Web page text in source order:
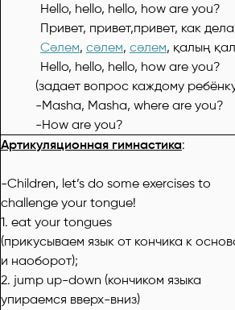
Hello, hello, hello, how are you?
Привет, привет,привет, как
Cәлем, сәлем, сәлем, қалың
Hello, hello, hello, how are you?
(задает вопрос каждому
-Masha, Masha, where are you?
-How are you?
Артикуляционная гимнастика:
-Children, let’s do some exercises to
challenge your tongue!
1. eat your tongues
(прикусываем язык от кончика к
и наоборот);
2. jump up-down (кончиком языка
упираемся вверх-вниз)